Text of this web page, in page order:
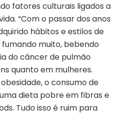
fatores culturais ligados a
“Com o passar dos anos
hábitos e estilos de
fumando muito, bebendo
do câncer de pulmão
quanto em mulheres.
o consumo de
dieta pobre em fibras e
Tudo isso é ruim para